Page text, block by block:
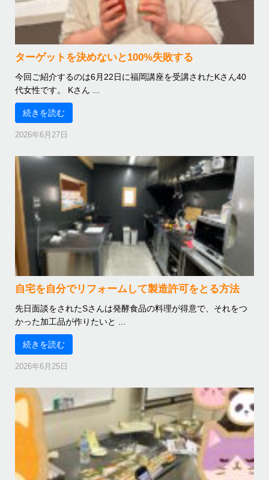
ターゲットを決めないと100%失敗する
今回ご紹介するのは6月22日に福岡講座を受講されたKさん40
代女性です。 Kさん ...
続きを読む
2026年6月27日
自宅を自分でリフォームして製造許可をとる方法
先日面談をされたSさんは発酵食品の料理が得意で、それをつ
かった加工品が作りたいと ...
続きを読む
2026年6月25日